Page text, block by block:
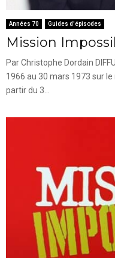
Années 70 Guides d'épisodes
Mission
Par Christophe Dordain
1966 au 30 mars 1973 sur
partir du 3...